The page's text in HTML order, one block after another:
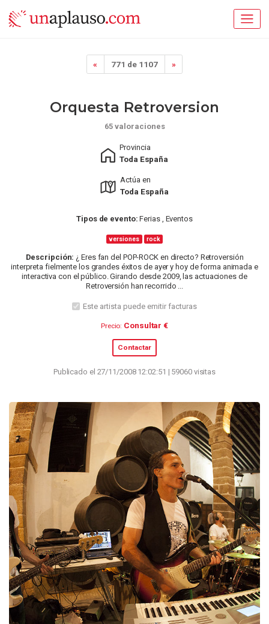
« 771 de 1107 »
Orquesta Retroversion
65 valoraciones
Provincia
Toda España
Actúa en
Toda España
Tipos de evento: Ferias , Eventos
versiones rock
Descripción: ¿ Eres fan del POP-ROCK en directo? Retroversión
interpreta fielmente los grandes éxitos de ayer y hoy de forma animada e
interactiva con el público. Girando desde 2009, las actuaciones de
Retroversión han recorrido ...
Este artista puede emitir facturas
Precio: Consultar €
Contactar
Publicado el 27/11/2008 12:02:51 | 59060 visitas